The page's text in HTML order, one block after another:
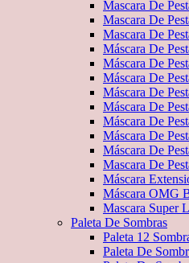
Mascara De
Mascara De
Mascara De
Máscara De
Máscara De
Máscara De
Máscara De
Máscara De
Máscara De
Máscara De
Máscara De
Mascara De
Máscara
Máscara OMG
Mascara Super
Paleta De Sombras
Paleta 12
Paleta De